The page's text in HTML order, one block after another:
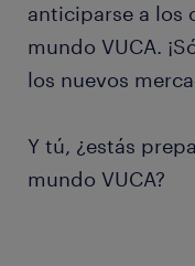
anticiparse a los
mundo VUCA.
los nuevos
Y tú, ¿estás
mundo VUCA?